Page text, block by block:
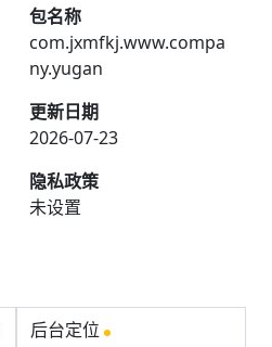
包名称
com.jxmfkj.www.compa
ny.yugan
更新日期
2026-07-23
隐私政策
未设置
后台定位